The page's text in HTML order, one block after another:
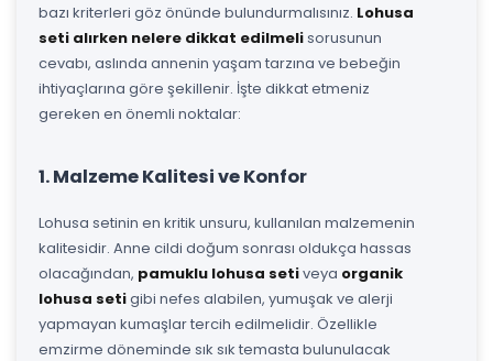
bazı kriterleri göz önünde bulundurmalısınız. Lohusa
seti alırken nelere dikkat edilmelisorusunun
cevabı, aslında annenin yaşam tarzına ve bebeğin
ihtiyaçlarına göre şekillenir. İşte dikkat etmeniz
gereken en önemli noktalar:
1. Malzeme Kalitesi ve Konfor
Lohusa setinin en kritik unsuru, kullanılan malzemenin
kalitesidir. Anne cildi doğum sonrası oldukça hassas
olacağından, pamuklu lohusa setiveya organik
lohusa setigibi nefes alabilen, yumuşak ve alerji
yapmayan kumaşlar tercih edilmelidir. Özellikle
emzirme döneminde sık sık temasta bulunulacak